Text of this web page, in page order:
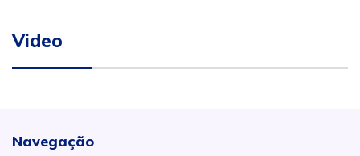
Video
Navegação